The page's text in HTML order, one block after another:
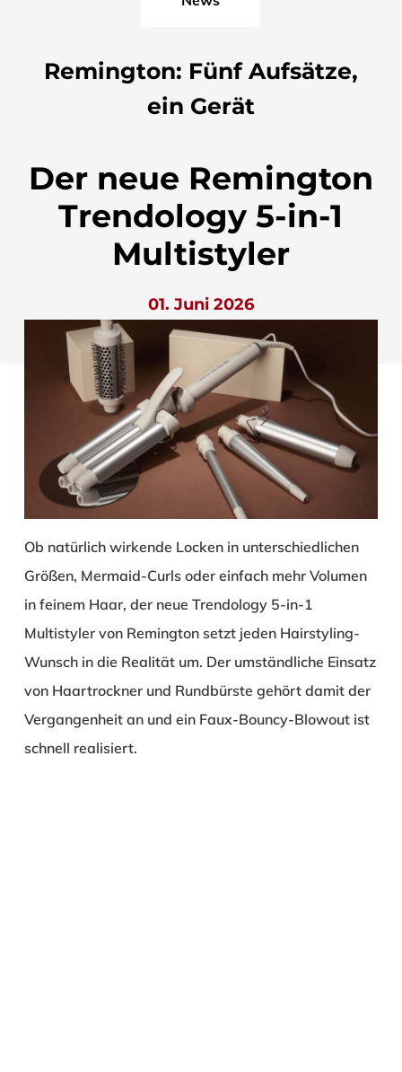
Remington: Fünf Aufsätze,
ein Gerät
Der neue Remington
Trendology 5-in-1
Multistyler
01. Juni 2026
Ob natürlich wirkende Locken in unterschiedlichen
Größen, Mermaid-Curls oder einfach mehr Volumen
in feinem Haar, der neue Trendology 5-in-1
Multistyler von Remington setzt jeden Hairstyling-
Wunsch in die Realität um. Der umständliche Einsatz
von Haartrockner und Rundbürste gehört damit der
Vergangenheit an und ein Faux-Bouncy-Blowout ist
schnell realisiert.